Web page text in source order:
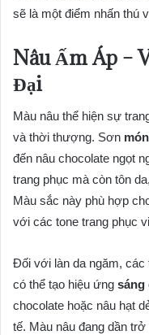
sẽ là một điểm nhấn thú
Nâu Ấm Áp –
Đại
Màu nâu thể hiện sự
và thời thượng. Sơn
đến nâu chocolate ngọt
trang phục mà còn tôn
Màu sắc này phù hợp
với các tone trang phục
Đối với làn da ngăm, các
có thể tạo hiệu ứng sáng
chocolate hoặc nâu hạt
tế. Màu nâu đang dần